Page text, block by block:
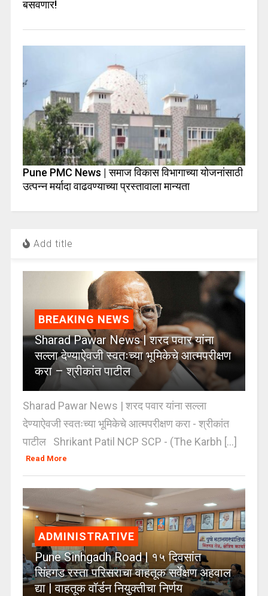
बसवणार!
Pune PMC News | समाज विकास विभागाच्या योजनांसाठी
उत्पन्न मर्यादा वाढवण्याच्या प्रस्तावाला मान्यता
Add title
BREAKING NEWS
Sharad Pawar News | शरद पवार यांना
सल्ला देण्याऐवजी स्वतःच्या भूमिकेचे आत्मपरीक्षण
करा – श्रीकांत पाटील
Sharad Pawar News | शरद पवार यांना सल्ला
देण्याऐवजी स्वतःच्या भूमिकेचे आत्मपरीक्षण करा - श्रीकांत
पाटील Shrikant Patil NCP SCP - (The Karbh [...]
Read More
ADMINISTRATIVE
Pune Sinhgadh Road | १५ दिवसांत
सिंहगड रस्ता परिसराचा वाहतूक सर्वेक्षण अहवाल
द्या | वाहतूक वॉर्डन नियुक्तीचा निर्णय